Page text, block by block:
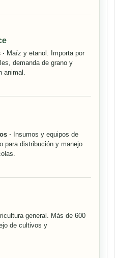
Maíz y etanol. Importa por
demanda de grano y
animal.
· Insumos y equipos de
para distribución y manejo
general. Más de 600
de cultivos y